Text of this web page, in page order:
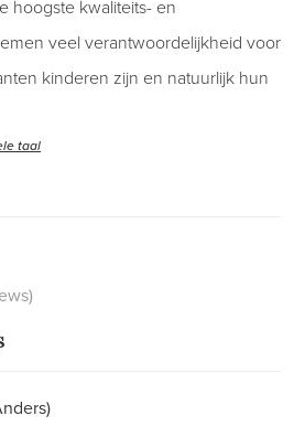
hoogste kwaliteits- en
veel verantwoordelijkheid voor
kinderen zijn en natuurlijk hun
taal